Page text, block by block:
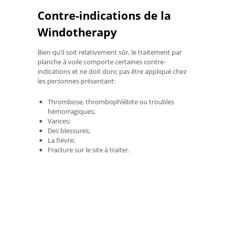
Contre-indications de la
Windotherapy
Bien qu’il soit relativement sûr, le traitement par
planche à voile comporte certaines contre-
indications et ne doit donc pas être appliqué chez
les personnes présentant:
Thrombose, thrombophlébite ou troubles
hémorragiques;
Varices;
Des blessures;
La fièvre;
Fracture sur le site à traiter.